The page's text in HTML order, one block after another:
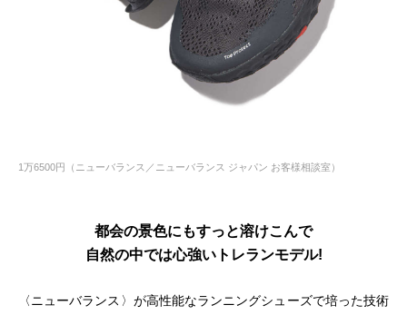
1万6500円（ニューバランス／ニューバランス ジャパン お客様相談室）
都会の景色にもすっと溶けこんで
自然の中では心強いトレランモデル!
〈ニューバランス〉が高性能なランニングシューズで培った技術